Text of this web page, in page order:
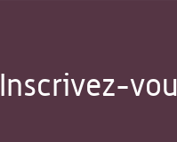
Inscrivez-